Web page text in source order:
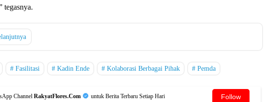
tegasnya.
Fasilitasi Kadin Ende Kolaborasi Berbagai Pihak Pemda
Channel RakyatFlores.Com untuk Berita Terbaru Setiap Hari Follow